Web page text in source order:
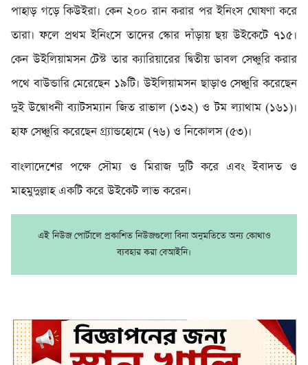
পাহাড় গড়ে কিউইরা। কেন ২০০ রান করার পর ইনিংস ঘোষণা করে
তারা। ফলে প্রথম ইনিংসে তাদের স্কোর দাঁড়ায় ছয় উইকেটে ৭১৫।
কেন উইলিয়ামসন টেস্ট তার ক্যারিয়ারের দ্বিতীয় ডাবল সেঞ্চুরি করার
পথে বাউন্ডারি মেরেছেন ১৯টি। উইলিয়ামসন ছাড়াও সেঞ্চুরি করেছেন
দুই উদ্বোধনী ব্যাটসম্যান জিত রাভাল (১৩২) ও টম ল্যাথাম (১৬১)।
হাফ সেঞ্চুরি করেছেন গ্র্যান্ডহোমে (৭৬) ও নিকোলস (৫৩)।
বাংলাদেশের পক্ষে সৌম্য ও মিরাজ দুটি করে এবং ইবাদত ও
মাহমুদুল্লাহ একটি করে উইকেট লাভ করেন।
এই নিউজ পোর্টালে প্রকাশিত নিউজগুলো বিনা অনুমতিতে অন্য কোথাও
ব্যবহার করা বেআইনি।